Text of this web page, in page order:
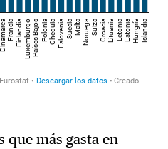
que más gasta en